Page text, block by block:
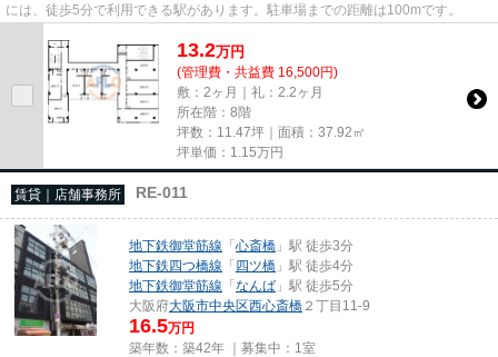
には、徒歩5分で利用できる駅があります。駐車場までの距離は100mです。
13.2万円
(管理費・共益費 16,500円)
敷：2ヶ月｜礼：2.2ヶ月
所在階：8階
坪数：11.47坪｜面積：37.92㎡
坪単価： 1.15万円
賃貸｜店舗事務所 RE-011
地下鉄御堂筋線 「心斎橋 」駅 徒歩3分
地下鉄四つ橋線 「四ツ橋 」駅 徒歩4分
地下鉄御堂筋線 「なんば 」駅 徒歩5分
大阪府大阪市中央区西心斎橋 ２丁目11-9
16.5万円
築年数：築42年 ｜募集中： 1室